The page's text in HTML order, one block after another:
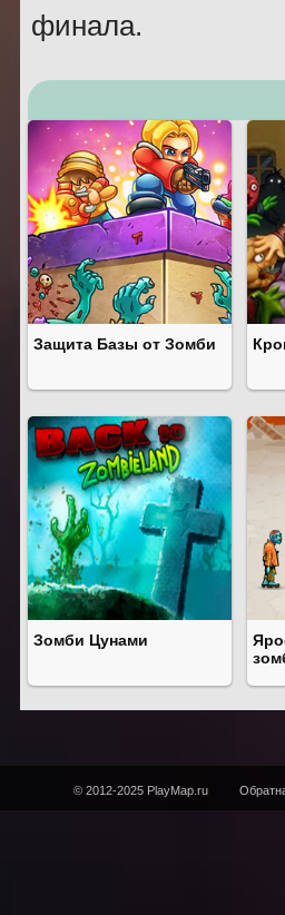
финала.
Защита Базы от Зомби
Зомби Цунами
© 2012-2025 PlayMap.ru